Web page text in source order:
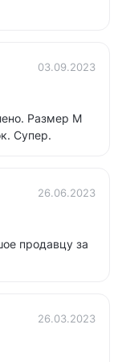
03.09.2023
Размер М
Супер.
26.06.2023
продавцу за
26.03.2023